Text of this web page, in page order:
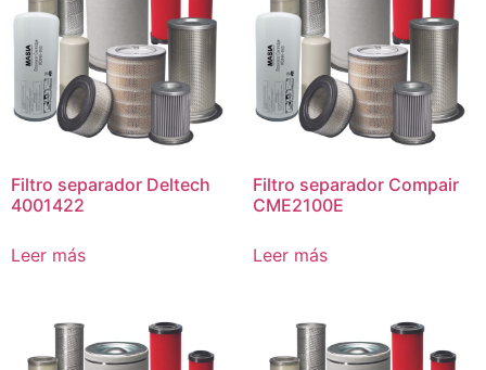
Filtro separador Deltech
4001422
Leer más
Filtro separador Compair
CME2100E
Leer más